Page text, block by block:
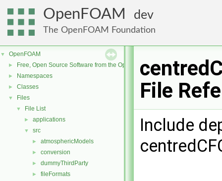
OpenFOAM dev
The OpenFOAM Foundation
▼ OpenFOAM
► Free, Open Source Software from the OpenFOAM Foundation
► Namespaces
► Classes
▼ Files
▼ File List
► applications
▼ src
► atmosphericModels
► conversion
► dummyThirdParty
► fileFormats
File
Include